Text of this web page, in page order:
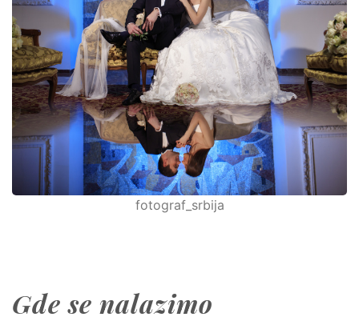
fotograf_srbija
Gde se nalazimo